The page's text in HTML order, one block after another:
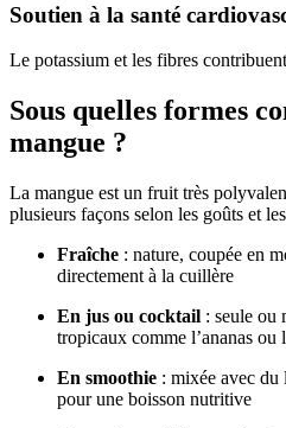
Soutien à la santé
Le potassium et les fibres
Sous quelles formes
mangue ?
La mangue est un fruit très
plusieurs façons selon les goûts et
Fraîche : nature, coupée en
directement à la cuillère
En jus ou cocktail : seule ou
tropicaux comme l’ananas ou
En smoothie : mixée avec du
pour une boisson nutritive